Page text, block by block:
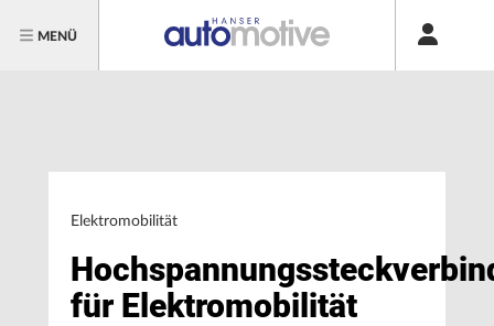
MENÜ
Elektromobilität
für Elektromobilität